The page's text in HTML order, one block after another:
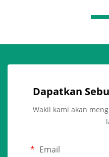
Dapatkan
Wakil kami akan
Email